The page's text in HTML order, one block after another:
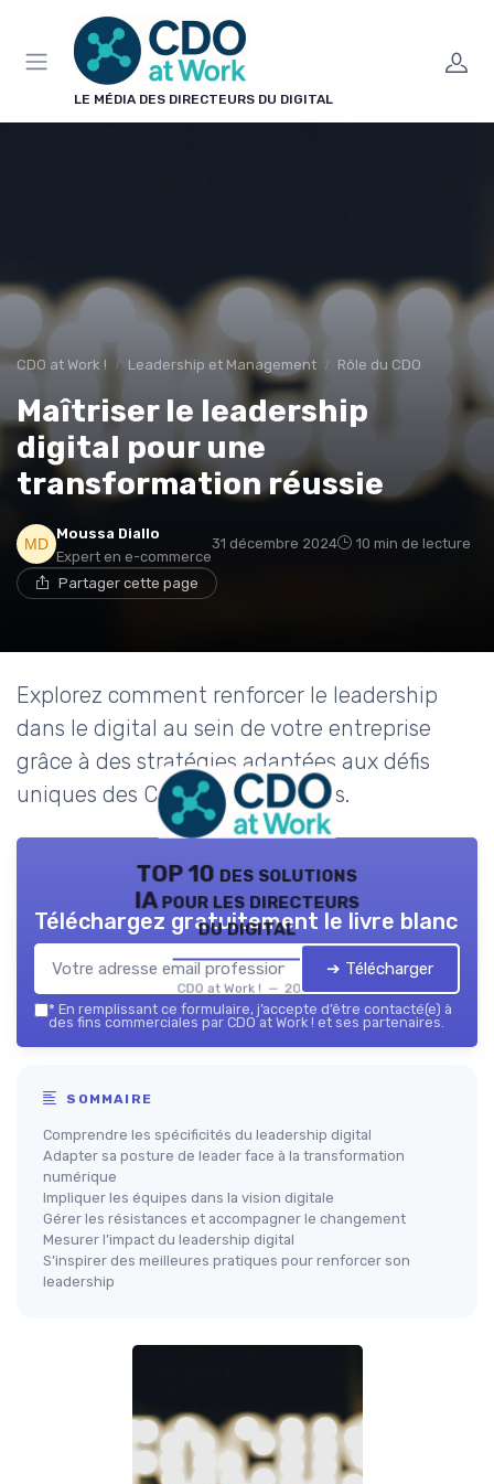
LE MÉDIA DES DIRECTEURS DU DIGITAL
CDO at Work ! Leadership et Management Rôle du CDO
Maîtriser le leadership
digital pour une
transformation réussie
Moussa Diallo
Expert en e-commerce
31 décembre 2024 10 min de lecture
Partager cette page
Explorez comment renforcer le leadership
dans le digital au sein de votre entreprise
grâce à des stratégies adaptées aux défis
uniques des Chief Digital Officers.
TOP 10 des solutions
IA pour les directeurs
du digital
CDO at Work ! — 2026
Téléchargez gratuitement le livre blanc
➔ Télécharger
* En remplissant ce formulaire, j’accepte d’être contacté(e) à
des fins commerciales par CDO at Work ! et ses partenaires.
SOMMAIRE
Comprendre les spécificités du leadership digital
Adapter sa posture de leader face à la transformation
numérique
Impliquer les équipes dans la vision digitale
Gérer les résistances et accompagner le changement
Mesurer l’impact du leadership digital
S’inspirer des meilleures pratiques pour renforcer son
leadership
Panneau de gestion des cookies